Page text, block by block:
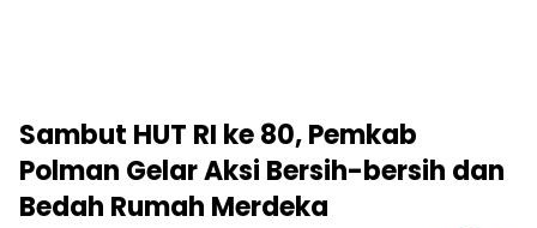
Sambut HUT RI ke 80, Pemkab
Polman Gelar Aksi Bersih-bersih dan
Bedah Rumah Merdeka